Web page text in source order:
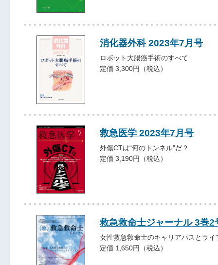
消化器外科 2023年7月号
ロボット大腸癌手術のすべて
定価 3,300円（税込）
救急医学 2023年7月号
外傷CTは“何のトンネル”だ？
定価 3,190円（税込）
救急救命士ジャーナル 3巻
女性救急救命士のキャリアパスとライ
定価 1,650円（税込）